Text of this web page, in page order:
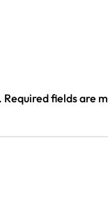
Required fields are